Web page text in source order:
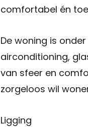
comfortabel én
De woning is
airconditioning,
van sfeer en
zorgeloos wil
Ligging